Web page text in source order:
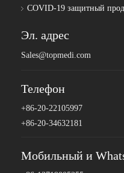
COVID-19 защитный
Эл. адрес
Sales@topmedi.com
Телефон
+86-20-22105997
+86-20-34632181
Мобильный и